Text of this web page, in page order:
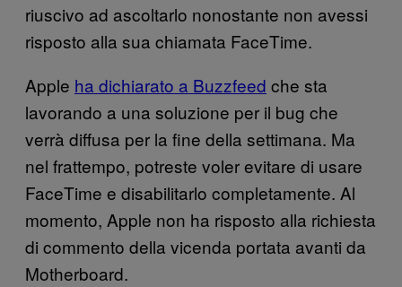
riuscivo ad ascoltarlo nonostante non avessi
risposto alla sua chiamata FaceTime.
Apple ha dichiarato a Buzzfeed che sta
lavorando a una soluzione per il bug che
verrà diffusa per la fine della settimana. Ma
nel frattempo, potreste voler evitare di usare
FaceTime e disabilitarlo completamente. Al
momento, Apple non ha risposto alla richiesta
di commento della vicenda portata avanti da
Motherboard.